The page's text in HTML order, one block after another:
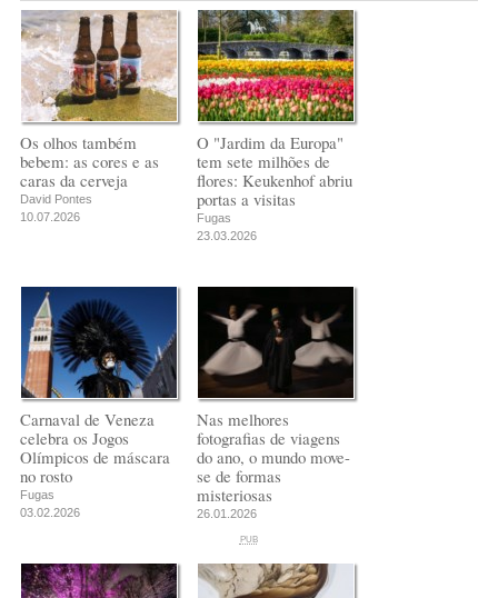
Os olhos também
bebem: as cores e as
caras da cerveja
David Pontes
10.07.2026
O "Jardim da Europa"
tem sete milhões de
flores: Keukenhof abriu
portas a visitas
Fugas
23.03.2026
Carnaval de Veneza
celebra os Jogos
Olímpicos de máscara
no rosto
Fugas
03.02.2026
Nas melhores
fotografias de viagens
do ano, o mundo move-
se de formas
misteriosas
26.01.2026
PUB
PUB